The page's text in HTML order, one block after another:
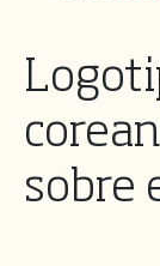
sobre